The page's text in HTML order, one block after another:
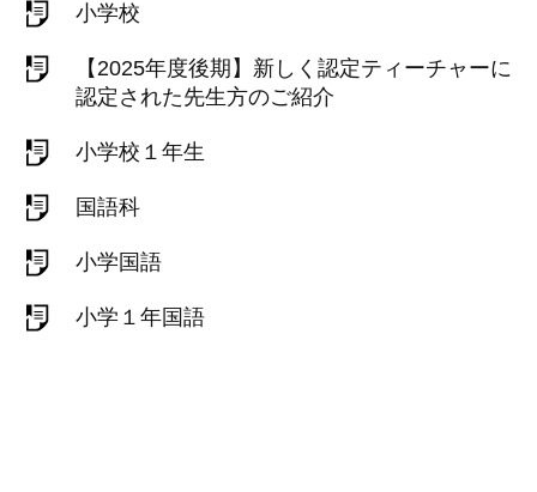
小学校
【2025年度後期】新しく認定ティーチャーに
認定された先生方のご紹介
小学校１年生
国語科
小学国語
小学１年国語